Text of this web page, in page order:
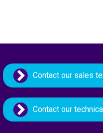
Contact our sales
Contact our